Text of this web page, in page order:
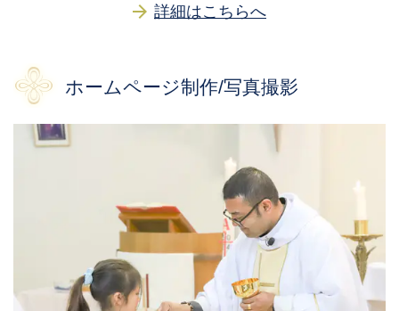
詳細はこちらへ
ホームページ制作/写真撮影